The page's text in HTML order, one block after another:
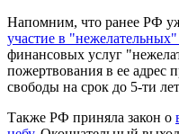
Напомним, что ранее РФ
участие в
финансовых услуг
пожертвования в ее адрес
свободы на срок до 5-ти
Также РФ приняла закон о